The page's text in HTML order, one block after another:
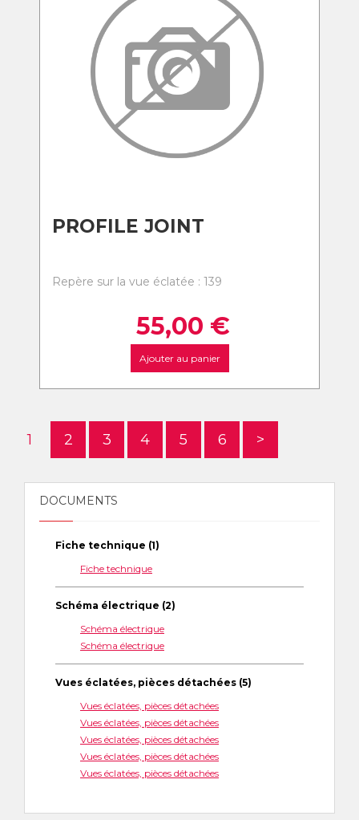
PROFILE JOINT
Repère sur la vue éclatée : 139
55,00 €
Ajouter au panier
1 2 3 4 5 6 >
DOCUMENTS
Fiche technique (1)
Fiche technique
Schéma électrique (2)
Schéma électrique
Schéma électrique
Vues éclatées, pièces détachées (5)
Vues éclatées, pièces détachées
Vues éclatées, pièces détachées
Vues éclatées, pièces détachées
Vues éclatées, pièces détachées
Vues éclatées, pièces détachées